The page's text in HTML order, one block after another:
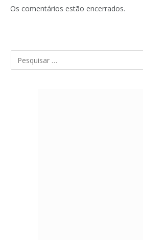
Os comentários estão encerrados.